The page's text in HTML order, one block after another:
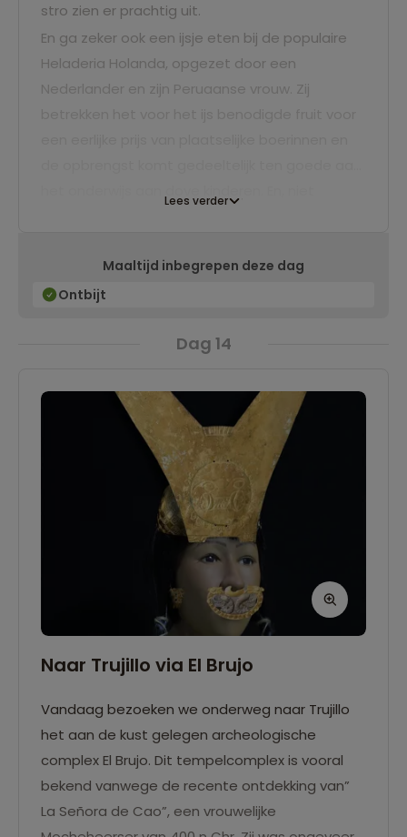
stro zien er prachtig uit.
En ga zeker ook een ijsje eten bij de populaire
Heladeria Holanda, opgezet door een
Nederlander en zijn Peruaanse vrouw. Zij
van alles te doen. Zo kun je naar de
warmwaterbronnen Baños del Inca, of naar de
Lees verder
Maaltijd inbegrepen deze dag
Ontbijt
Dag 14
Naar Trujillo via El Brujo
Vandaag bezoeken we onderweg naar Trujillo
het aan de kust gelegen archeologische
complex El Brujo. Dit tempelcomplex is vooral
bekend vanwege de recente ontdekking van”
La Señora de Cao”, een vrouwelijke